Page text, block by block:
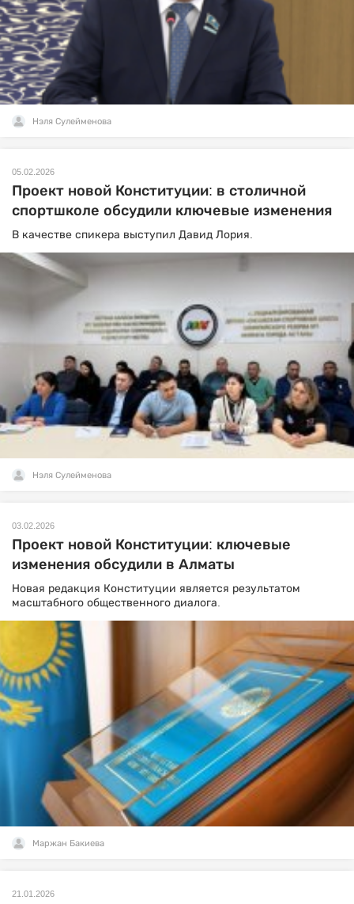
Нэля Сулейменова
05.02.2026
Проект новой Конституции: в столичной
спортшколе обсудили ключевые изменения
В качестве спикера выступил Давид Лория.
Нэля Сулейменова
03.02.2026
Проект новой Конституции: ключевые
изменения обсудили в Алматы
Новая редакция Конституции является результатом
масштабного общественного диалога.
Маржан Бакиева
21.01.2026